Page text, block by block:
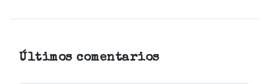
Últimos comentarios